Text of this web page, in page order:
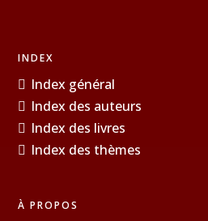
INDEX
Index général
Index des auteurs
Index des livres
Index des thèmes
À PROPOS